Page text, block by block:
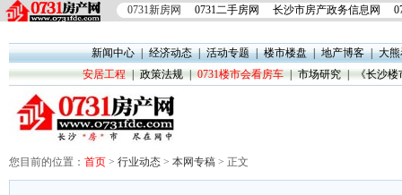
0731新房网 0731二手房网 长沙市房产政务信息网
新闻中心|经济动态|活动专题|楼市楼盘|地产博客|大
安居工程
政策法规 0731楼市会看房车 市场研究 《长沙
您目前的位置： 首页 > 行业动态 > 本网专稿 > 正文